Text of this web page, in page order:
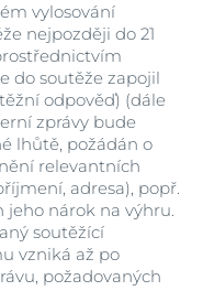
vylosování
nejpozději do 21
do soutěže zapojil
odpověď) (dále
zprávy bude
lhůtě, požádán o
relevantních
adresa), popř.
nárok na výhru.
soutěžící
vzniká až po
požadovaných